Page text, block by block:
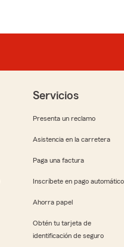
Servicios
Presenta un reclamo
Asistencia en la carretera
Paga una factura
Inscríbete en pago automático
Ahorra papel
Obtén tu tarjeta de
identificación de seguro